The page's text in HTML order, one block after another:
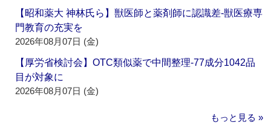
【昭和薬大 神林氏ら】獣医師と薬剤師に認識差‐獣医療専
門教育の充実を
2026年08月07日 (金)
【厚労省検討会】OTC類似薬で中間整理‐77成分1042品
目が対象に
2026年08月07日 (金)
もっと見る »